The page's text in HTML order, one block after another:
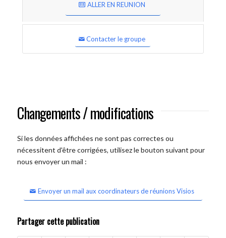
ALLER EN REUNION
Contacter le groupe
Changements / modifications
Si les données affichées ne sont pas correctes ou
nécessitent d'être corrigées, utilisez le bouton suivant pour
nous envoyer un mail :
Envoyer un mail aux coordinateurs de réunions Visios
Partager cette publication